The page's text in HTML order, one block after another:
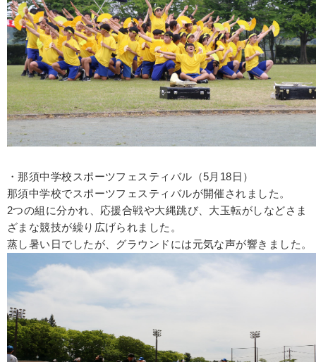
・那須中学校スポーツフェスティバル（5月18日）
那須中学校でスポーツフェスティバルが開催されました。
2つの組に分かれ、応援合戦や大縄跳び、大玉転がしなどさま
ざまな競技が繰り広げられました。
蒸し暑い日でしたが、グラウンドには元気な声が響きました。